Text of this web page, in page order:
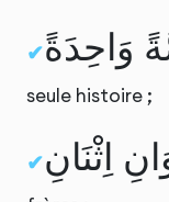
وَاحِدَةً
seule histoire ;
اِثْنَانِ